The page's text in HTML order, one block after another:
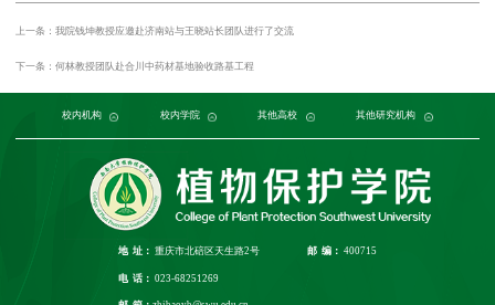
上一条：我院钱坤教授应邀赴济南站与王晓站长团队进行了交流
下一条：何林教授团队赴合川中药材基地验收路基工程
校内机构
党委组织部 党委宣传部 发展规划与学科建设部 人力资源部 本科生院 研究生院 科学技术发展研究院
校内学院
农学与生物科技学院 园艺园林学院 生命科学学院 生物技术学院 资源环境学院
其他高校
中国农业大学 浙江大学 西北农林科技大学 南京农业大学 华中农业大学 华南农业大学 山西农业大学
其他研究机构
中国农业科学院植物保护研究所 中国科学院植物研究所 中国科学院 中国农业科学院 重庆市农业科学院
地 址： 重庆市北碚区天生路2号 邮 编： 400715
电 话： 023-68251269